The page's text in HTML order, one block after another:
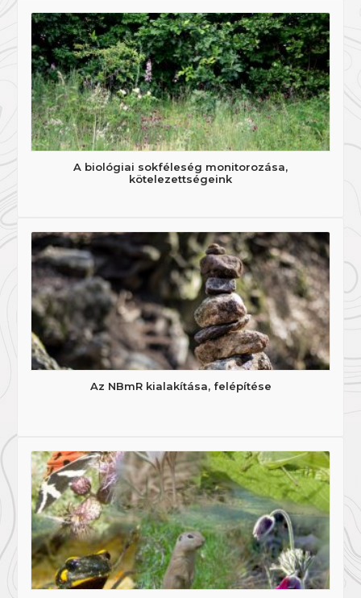
A biológiai sokféleség monitorozása,
kötelezettségeink
Az NBmR kialakítása, felépítése